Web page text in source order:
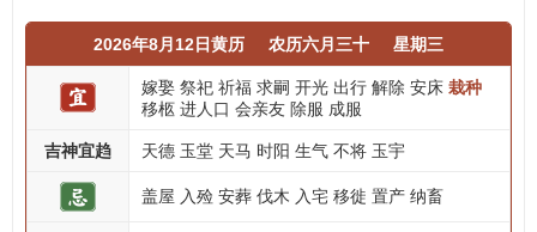
2026年8月12日黄历 农历六月三十 星期三
嫁娶 祭祀 祈福 求嗣 开光 出行 解除 安床 栽种
移柩 进人口 会亲友 除服 成服
吉神宜趋 天德 玉堂 天马 时阳 生气 不将 玉宇
盖屋 入殓 安葬 伐木 入宅 移徙 置产 纳畜